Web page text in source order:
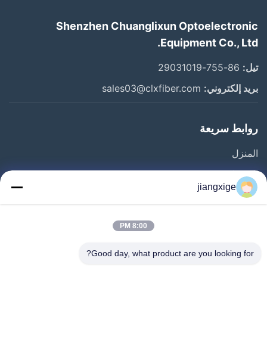
Shenzhen Chuanglixun Optoelectronic
Equipment Co., Ltd.
تيل:
بريد إلكتروني:
روابط سريعة
المنزل
المنتجات
حولنا
اتصل بنا
jiangxige
8:00 PM
Good day, what product are you looking for?